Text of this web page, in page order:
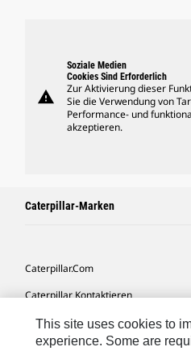
warning
Soziale Medien
Cookies Sind Erforderlich
Zur Aktivierung dieser
Sie die Verwendung von
Performance- und
akzeptieren.
Caterpillar-Marken
Caterpillar.com
Caterpillar Kontaktieren
Meine Marketing-Präferenzen
Seitenübersicht
This site uses cookies to
experience. Some are